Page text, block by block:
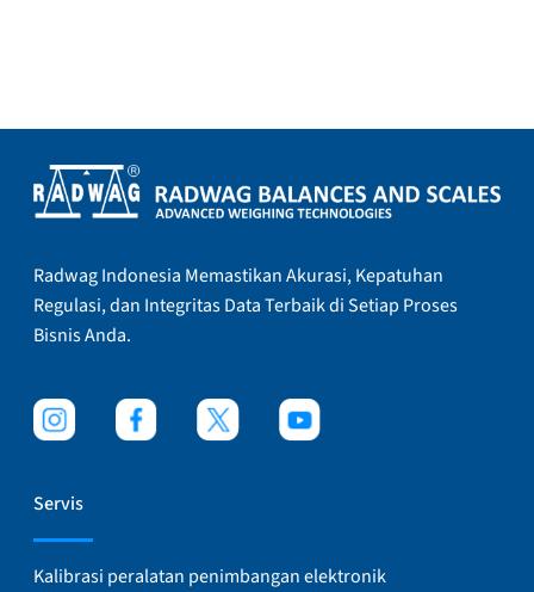
Radwag Indonesia Memastikan Akurasi, Kepatuhan
Regulasi, dan Integritas Data Terbaik di Setiap Proses
Bisnis Anda.
Servis
Kalibrasi peralatan penimbangan elektronik